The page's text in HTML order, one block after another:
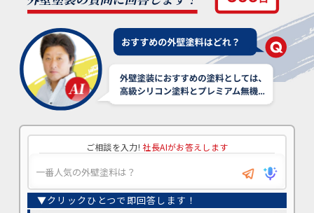
ご相談を入力! 社長AIがお答えします